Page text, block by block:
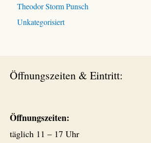
Theodor Storm Punsch
Unkategorisiert
Öffnungszeiten & Eintritt:
Öffnungszeiten:
täglich 11 – 17 Uhr